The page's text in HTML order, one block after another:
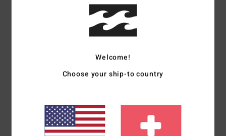
Figurbetont Und Ausgestellt
Gesmokter Bund
Zusammensetzung[Hauptstoff] 100 % Viskose
Welcome!
Choose your ship-to country